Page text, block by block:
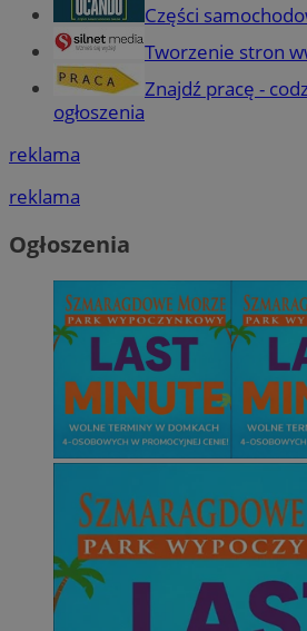
Części
Tworzenie stron
Znajdź pracę -
ogłoszenia
reklama
reklama
Ogłoszenia